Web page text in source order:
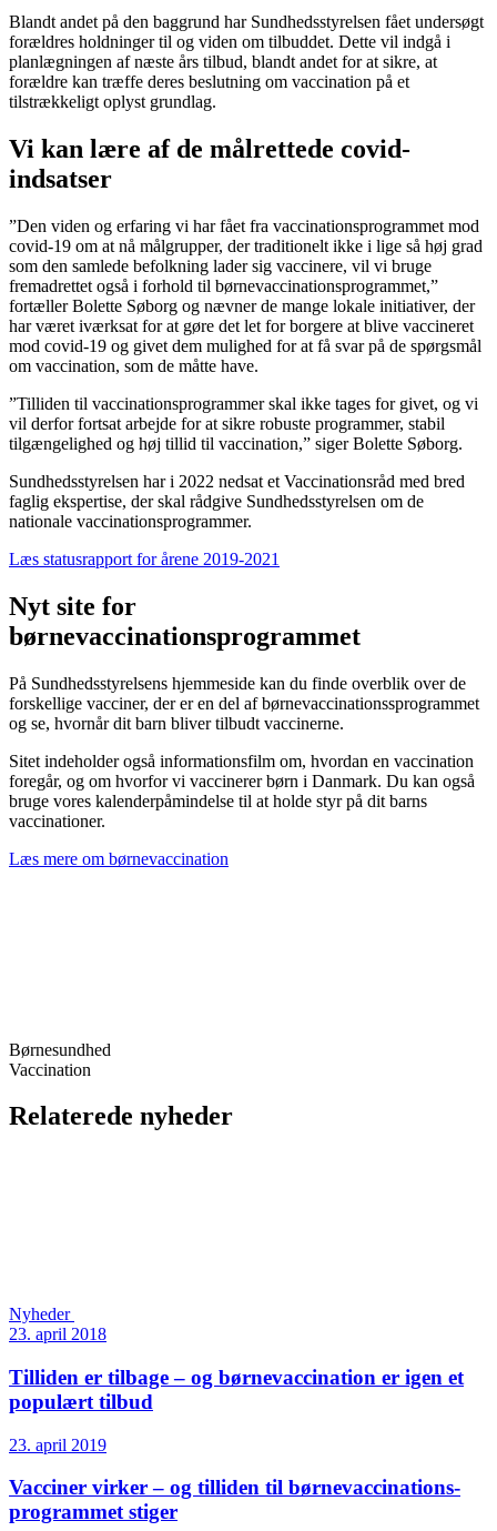
Blandt andet på den baggrund har Sundhedsstyrelsen fået undersøgt
forældres holdninger til og viden om tilbuddet. Dette vil indgå i
planlægningen af næste års tilbud, blandt andet for at sikre, at
forældre kan træffe deres beslutning om vaccination på et
tilstrækkeligt oplyst grundlag.
Vi kan lære af de målrettede covid-
indsatser
”Den viden og erfaring vi har fået fra vaccinationsprogrammet mod
covid-19 om at nå målgrupper, der traditionelt ikke i lige så høj grad
som den samlede befolkning lader sig vaccinere, vil vi bruge
fremadrettet også i forhold til børnevaccinationsprogrammet,”
fortæller Bolette Søborg og nævner de mange lokale initiativer, der
har været iværksat for at gøre det let for borgere at blive vaccineret
mod covid-19 og givet dem mulighed for at få svar på de spørgsmål
om vaccination, som de måtte have.
”Tilliden til vaccinationsprogrammer skal ikke tages for givet, og vi
vil derfor fortsat arbejde for at sikre robuste programmer, stabil
tilgængelighed og høj tillid til vaccination,” siger Bolette Søborg.
Sundhedsstyrelsen har i 2022 nedsat et Vaccinationsråd med bred
faglig ekspertise, der skal rådgive Sundhedsstyrelsen om de
nationale vaccinationsprogrammer.
Læs statusrapport for årene 2019-2021
Nyt site for
børnevaccinationsprogrammet
På Sundhedsstyrelsens hjemmeside kan du finde overblik over de
forskellige vacciner, der er en del af børnevaccinationssprogrammet
og se, hvornår dit barn bliver tilbudt vaccinerne.
Sitet indeholder også informationsfilm om, hvordan en vaccination
foregår, og om hvorfor vi vaccinerer børn i Danmark. Du kan også
bruge vores kalenderpåmindelse til at holde styr på dit barns
vaccinationer.
Læs mere om børnevaccination
Børnesundhed
Vaccination
Relaterede nyheder
Nyheder
23. april 2018
Tilliden er tilbage – og børne­vaccination er igen et
populært tilbud
23. april 2019
Vacciner virker – og tilliden til børne­vaccinations­
programmet stiger